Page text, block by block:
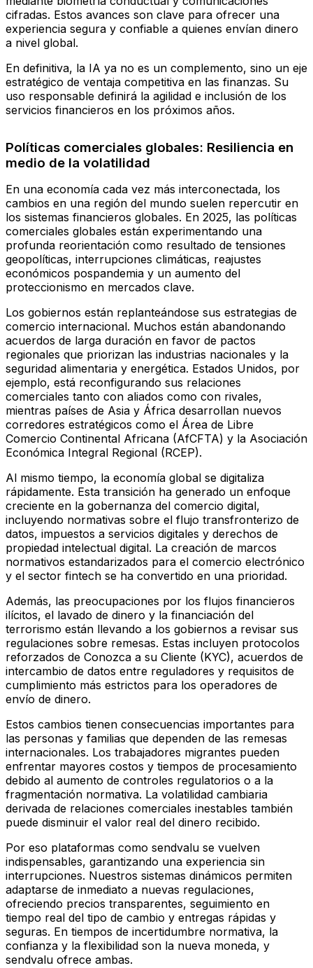
cifradas. Estos avances son clave para ofrecer una
experiencia segura y confiable a quienes envían dinero
a nivel global.
En definitiva, la IA ya no es un complemento, sino un eje
estratégico de ventaja competitiva en las finanzas. Su
uso responsable definirá la agilidad e inclusión de los
servicios financieros en los próximos años.
Políticas comerciales globales: Resiliencia en
medio de la volatilidad
En una economía cada vez más interconectada, los
cambios en una región del mundo suelen repercutir en
los sistemas financieros globales. En 2025, las políticas
comerciales globales están experimentando una
profunda reorientación como resultado de tensiones
geopolíticas, interrupciones climáticas, reajustes
económicos pospandemia y un aumento del
proteccionismo en mercados clave.
Los gobiernos están replanteándose sus estrategias de
comercio internacional. Muchos están abandonando
acuerdos de larga duración en favor de pactos
regionales que priorizan las industrias nacionales y la
seguridad alimentaria y energética. Estados Unidos, por
ejemplo, está reconfigurando sus relaciones
comerciales tanto con aliados como con rivales,
mientras países de Asia y África desarrollan nuevos
corredores estratégicos como el Área de Libre
Comercio Continental Africana (AfCFTA) y la Asociación
Económica Integral Regional (RCEP).
Al mismo tiempo, la economía global se digitaliza
rápidamente. Esta transición ha generado un enfoque
creciente en la gobernanza del comercio digital,
incluyendo normativas sobre el flujo transfronterizo de
datos, impuestos a servicios digitales y derechos de
propiedad intelectual digital. La creación de marcos
normativos estandarizados para el comercio electrónico
y el sector fintech se ha convertido en una prioridad.
Además, las preocupaciones por los flujos financieros
ilícitos, el lavado de dinero y la financiación del
terrorismo están llevando a los gobiernos a revisar sus
regulaciones sobre remesas. Estas incluyen protocolos
reforzados de Conozca a su Cliente (KYC), acuerdos de
intercambio de datos entre reguladores y requisitos de
cumplimiento más estrictos para los operadores de
envío de dinero.
Estos cambios tienen consecuencias importantes para
las personas y familias que dependen de las remesas
internacionales. Los trabajadores migrantes pueden
enfrentar mayores costos y tiempos de procesamiento
debido al aumento de controles regulatorios o a la
fragmentación normativa. La volatilidad cambiaria
derivada de relaciones comerciales inestables también
puede disminuir el valor real del dinero recibido.
Por eso plataformas como sendvalu se vuelven
indispensables, garantizando una experiencia sin
interrupciones. Nuestros sistemas dinámicos permiten
adaptarse de inmediato a nuevas regulaciones,
ofreciendo precios transparentes, seguimiento en
tiempo real del tipo de cambio y entregas rápidas y
seguras. En tiempos de incertidumbre normativa, la
confianza y la flexibilidad son la nueva moneda, y
sendvalu ofrece ambas.